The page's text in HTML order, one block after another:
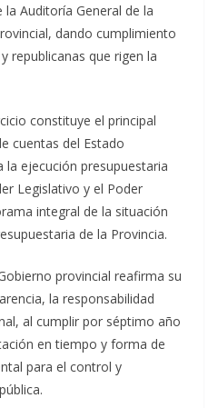
Auditoría General de la
dando cumplimiento
republicanas que rigen la
constituye el principal
cuentas del Estado
la ejecución presupuestaria
Legislativo y el Poder
integral de la situación
de la Provincia.
provincial reafirma su
la responsabilidad
al cumplir por séptimo año
en tiempo y forma de
para el control y